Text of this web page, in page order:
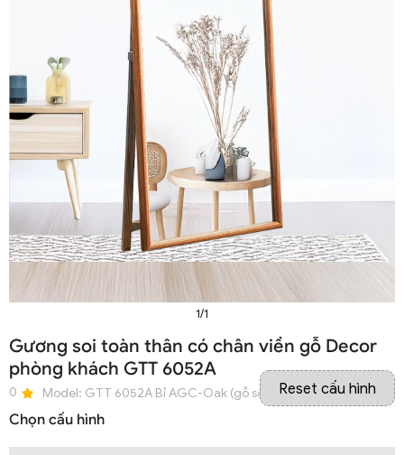
1/1
Gương soi toàn thân có chân viền gỗ Decor
phòng khách GTT 6052A
0 Model: GTT 6052A Bỉ AGC-Oak (gỗ sồi)
Chọn cấu hình
Reset cấu hình